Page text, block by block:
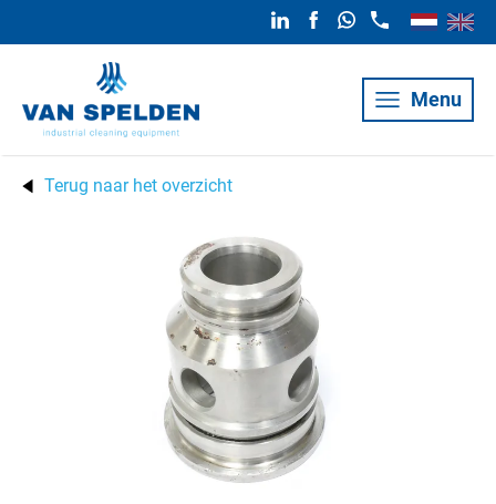
Menu
Terug naar het overzicht